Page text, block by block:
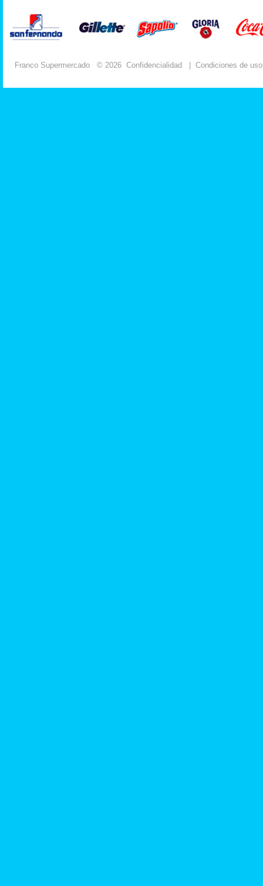
Franco Supermercado © 2026 Confidencialidad Condiciones de uso